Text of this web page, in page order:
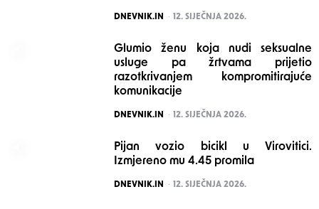
POSTED
DNEVNIK.IN 12. SIJEČNJA 2026.
Glumio ženu koja nudi seksualne
usluge pa žrtvama prijetio
razotkrivanjem kompromitirajuće
komunikacije
POSTED
DNEVNIK.IN 12. SIJEČNJA 2026.
Pijan vozio bicikl u Virovitici.
Izmjereno mu 4.45 promila
POSTED
DNEVNIK.IN 12. SIJEČNJA 2026.